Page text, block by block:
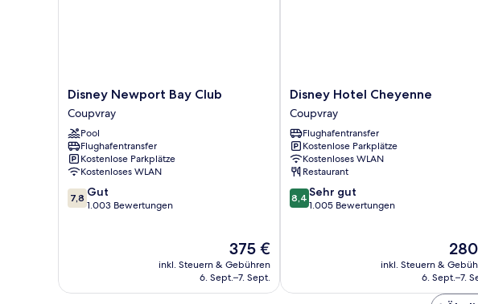
Disney
Newport
Bay
Club
Coupvray
Disney Newport Bay Club
Coupvray
Pool
Flughafentransfer
Kostenlose Parkplätze
Kostenloses WLAN
7.8
von
7,8 Gut
1.003 Bewertungen
Der
Preis
beträgt
375 €
inkl. Steuern & Gebühren
6. Sept.–7. Sept.
Disney
Hotel
Cheyenne
Coupvray
Disney Hotel Cheyenne
Coupvray
Flughafentransfer
Kostenlose Parkplätze
Kostenloses WLAN
Restaurant
8.4
von
8,4 Sehr gut
1.005 Bewertungen
Der
Preis
inkl. Steuern &
6. Sept.–7.